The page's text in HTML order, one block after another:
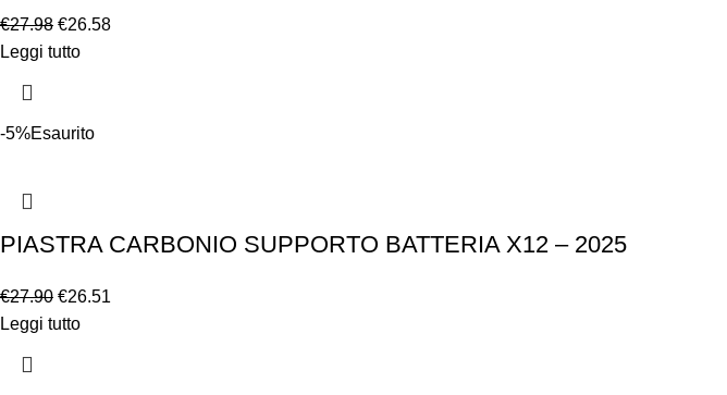
€27.98 €26.58
Leggi tutto
-5%Esaurito
PIASTRA CARBONIO SUPPORTO BATTERIA X12 – 2025
€27.90 €26.51
Leggi tutto